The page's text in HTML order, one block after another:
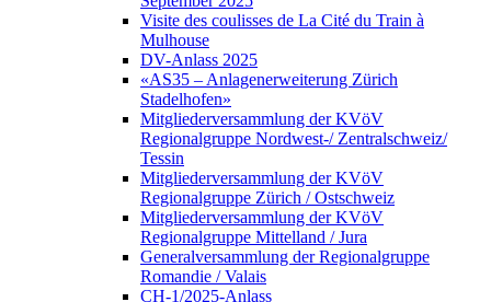
Visite des coulisses de La Cité du Train à
Mulhouse
DV-Anlass 2025
«AS35 – Anlagenerweiterung Zürich
Stadelhofen»
Mitgliederversammlung der KVöV
Regionalgruppe Nordwest-/ Zentralschweiz/
Tessin
Mitgliederversammlung der KVöV
Regionalgruppe Zürich / Ostschweiz
Mitgliederversammlung der KVöV
Regionalgruppe Mittelland / Jura
Generalversammlung der Regionalgruppe
Romandie / Valais
CH-1/2025-Anlass